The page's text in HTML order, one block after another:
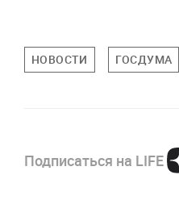
НОВОСТИ ГОСДУМА
Подписаться на LIFE